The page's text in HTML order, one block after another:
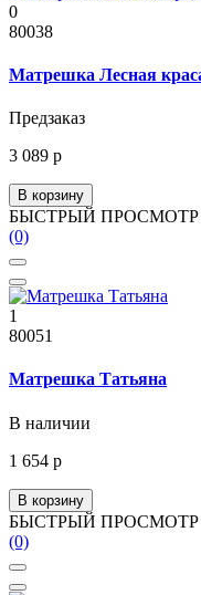
0
80038
Матрешка Лесная
Предзаказ
3 089 р
В корзину
БЫСТРЫЙ ПРОСМОТР
(0)
1
80051
Матрешка Татьяна
В наличии
1 654 р
В корзину
БЫСТРЫЙ ПРОСМОТР
(0)